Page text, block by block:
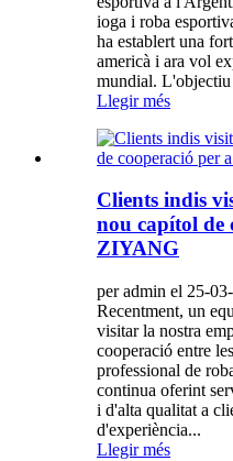
ioga i roba
ha establert una
americà i ara vol
mundial. L'objectiu
Llegir més
Clients indis
nou capítol de
ZIYANG
per admin el 25-
Recentment, un
visitar la nostra
cooperació entre
professional de
continua oferint
i d'alta qualitat a
d'experiència...
Llegir més